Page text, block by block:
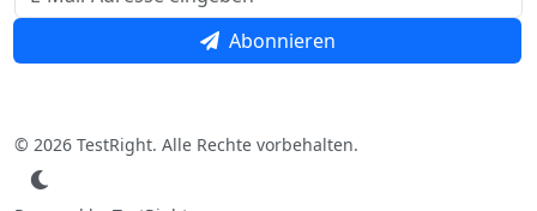
Abonnieren
© 2026 TestRight. Alle Rechte vorbehalten.